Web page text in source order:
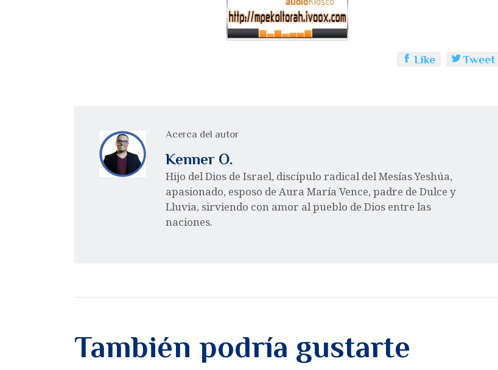
Like Tweet
Acerca del autor
Kenner O.
Hijo del Dios de Israel, discípulo radical del Mesías Yeshúa,
apasionado, esposo de Aura María Vence, padre de Dulce y
Lluvia, sirviendo con amor al pueblo de Dios entre las
naciones.
También podría gustarte